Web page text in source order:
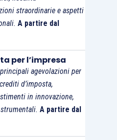
straordinarie e aspetti
A partire dal
per l’impresa
agevolazioni per
d’imposta,
in innovazione,
A partire dal